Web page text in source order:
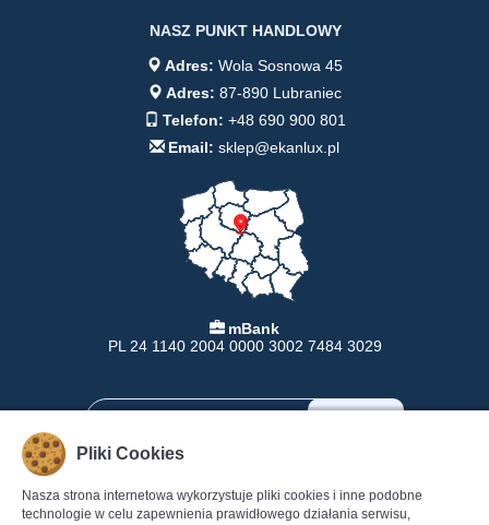
NASZ PUNKT HANDLOWY
Adres: Wola Sosnowa 45
Adres: 87-890 Lubraniec
Telefon: +48 690 900 801
Email: sklep@ekanlux.pl
mBank
PL 24 1140 2004 0000 3002 7484 3029
INFORMACJE POMOC
Pliki Cookies
Nasza strona internetowa wykorzystuje pliki cookies i inne podobne
technologie w celu zapewnienia prawidłowego działania serwisu,